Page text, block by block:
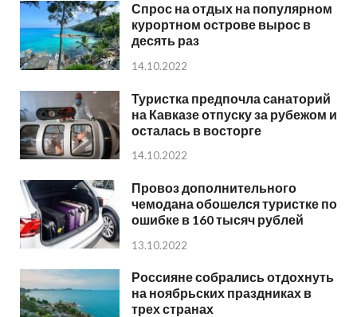
Спрос на отдых на популярном
курортном острове вырос в
десять раз
14.10.2022
Туристка предпочла санаторий
на Кавказе отпуску за рубежом и
осталась в восторге
14.10.2022
Провоз дополнительного
чемодана обошелся туристке по
ошибке в 160 тысяч рублей
13.10.2022
Россияне собрались отдохнуть
на ноябрьских праздниках в
трех странах